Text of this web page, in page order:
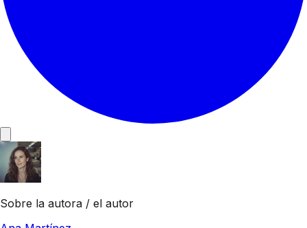
Sobre la autora / el autor